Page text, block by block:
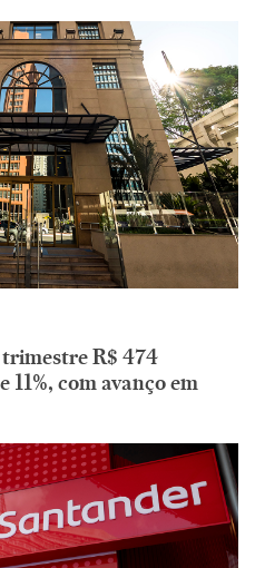
R$ 474
com avanço em